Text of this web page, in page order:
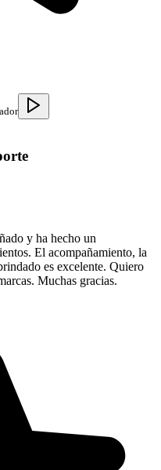
y ha hecho un
El acompañamiento, la
es excelente. Quiero
Muchas gracias.